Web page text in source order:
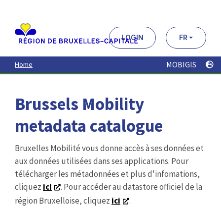
contenu
principal
LOGIN FR
Home MOBIGIS
Brussels Mobility
metadata catalogue
Bruxelles Mobilité vous donne accès à ses données et
aux données utilisées dans ses applications. Pour
télécharger les métadonnées et plus d'infomations,
cliquez ici
. Pour accéder au datastore officiel de la
région Bruxelloise, cliquez ici .